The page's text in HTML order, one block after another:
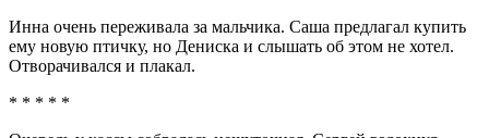
Инна очень переживала за мальчика. Саша предлагал купить
ему новую птичку, но Дениска и слышать об этом не хотел.
Отворачивался и плакал.
* * * * *